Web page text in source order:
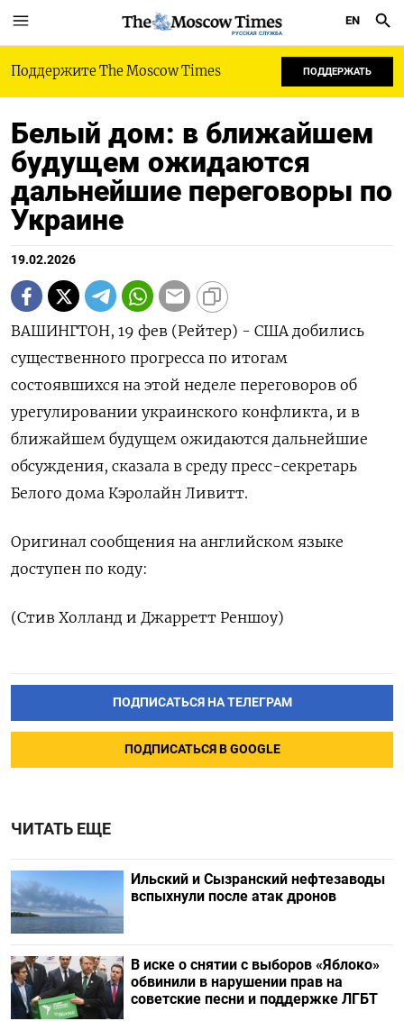
РУССКАЯ СЛУЖБА
EN
Поддержите The Moscow Times ПОДДЕРЖАТЬ
Белый дом: в ближайшем
будущем ожидаются
дальнейшие переговоры по
Украине
19.02.2026
ВАШИНГТОН, 19 фев (Рейтер) - ‌США добились ​
существенного прогресса по ​итогам ​
состоявшихся ⁠на ‌этой неделе ‌переговоров об
урегулировании ​украинского ‌конфликта, и ​в
ближайшем ‌будущем ожидаются дальнейшие
обсуждения, ​сказала ​в ‌среду пресс-​секретарь
Белого дома Кэролайн Ливитт.
Оригинал сообщения на английском ​языке
⁠доступен по ‌коду:
(‌Стив Холланд ​и Джарретт ‌Реншоу)
ПОДПИСАТЬСЯ НА ТЕЛЕГРАМ
ПОДПИСАТЬСЯ В GOOGLE
ЧИТАТЬ ЕЩЕ
Ильский и Сызранский нефтезаводы
вспыхнули после атак дронов
В иске о снятии с выборов «Яблоко»
обвинили в нарушении прав на
советские песни и поддержке ЛГБТ